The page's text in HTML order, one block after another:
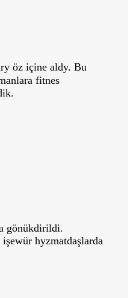
öz içine aldy. Bu
fitnes
gönükdirildi.
hyzmatdaşlarda